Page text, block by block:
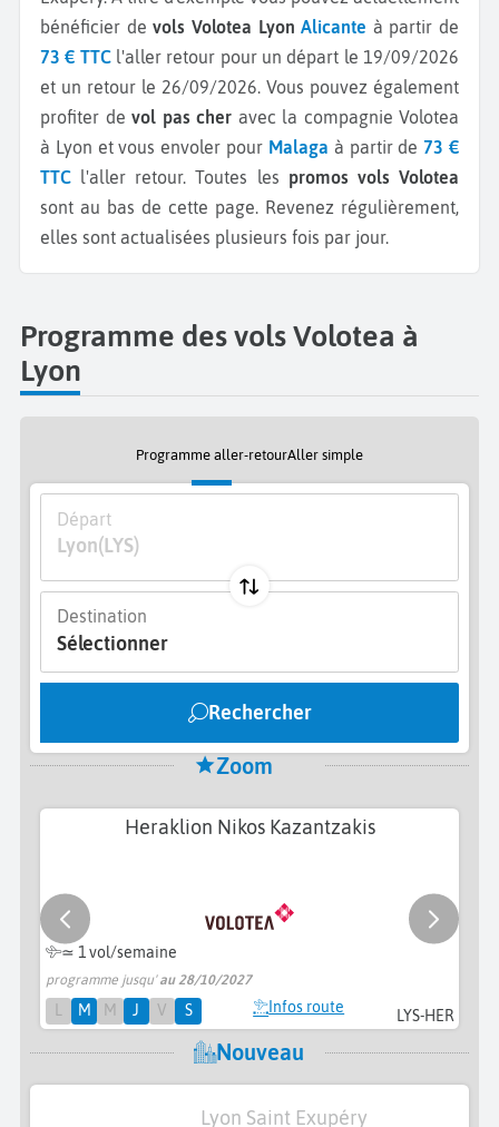
bénéficier devols Volotea LyonAlicante à partir de
73 € TTC l'aller retour pour un départ le 19/09/2026
et un retour le 26/09/2026. Vous pouvez également
profiter de vol pas cher avec la compagnie Volotea
à Lyon et vous envoler pour Malaga à partir de73 €
TTC l'aller retour.Toutes les promos vols Volotea
sont au bas de cette page. Revenez régulièrement,
elles sont actualisées plusieurs fois par jour.
Programme des vols Volotea à
Lyon
Programme aller-retourAller simple
Départ
Lyon(LYS)
Destination
Sélectionner
Rechercher
Zoom
LYS-HER
Heraklion Nikos Kazantzakis
≃ 1 vol/semaine
programme jusqu'au 28/10/2027
L M M J V S Infos route
Nouveau
Lyon Saint Exupéry